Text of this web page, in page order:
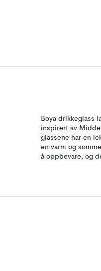
Boya drikkeglass
inspirert av
glassene har en
en varm og
å oppbevare, og